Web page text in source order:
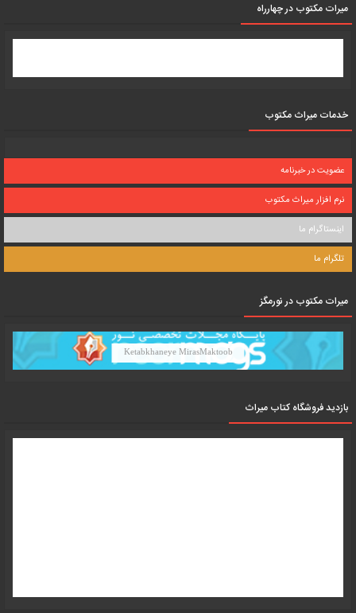
میرات مکتوب در چهارراه
خدمات میراث مکتوب
عضویت در خبرنامه
نرم افزار میراث مکتوب
اینستاگرام ما
تلگرام ما
میرات مکتوب در نورمگز
Ketabkhaneye MirasMaktoob
بازدید فروشگاه کتاب میراث